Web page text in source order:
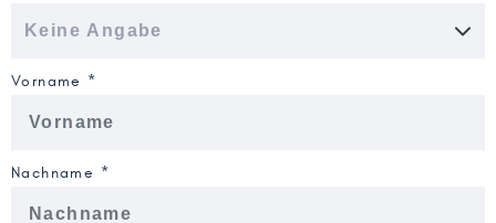
Vorname *
Nachname *